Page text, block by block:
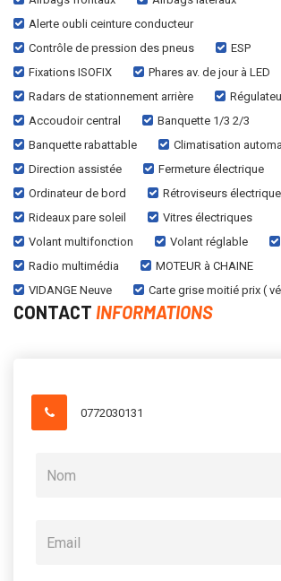
Alerte oubli ceinture conducteur
Contrôle de pression des pneus
ESP
Fixations ISOFIX
Phares av. de jour à LED
Radars de stationnement arrière
Accoudoir central
Banquette 1/3 2/3
Banquette rabattable
Climatisation
Direction assistée
Fermeture électrique
Ordinateur de bord
Rétroviseurs
Rideaux pare soleil
Vitres électriques
Volant multifonction
Volant réglable
Radio multimédia
MOTEUR à CHAINE
VIDANGE Neuve
Carte grise moitié prix (
CONTACT INFORMATIONS
0772030131